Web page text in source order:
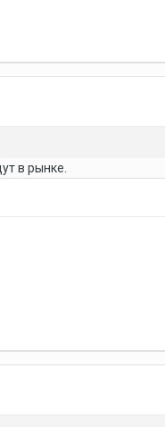
в рынке.